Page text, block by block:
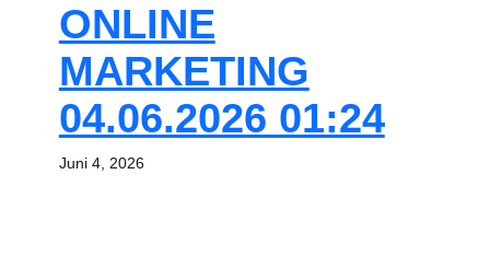
ONLINE
MARKETING
04.06.2026 01:24
Juni 4, 2026